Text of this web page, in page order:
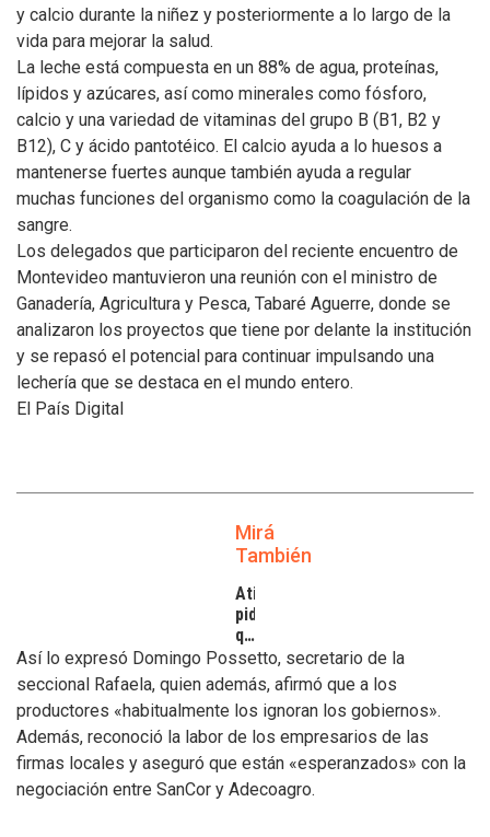
y calcio durante la niñez y posteriormente a lo largo de la
vida para mejorar la salud.
La leche está compuesta en un 88% de agua, proteínas,
lípidos y azúcares, así como minerales como fósforo,
calcio y una variedad de vitaminas del grupo B (B1, B2 y
B12), C y ácido pantotéico. El calcio ayuda a lo huesos a
mantenerse fuertes aunque también ayuda a regular
muchas funciones del organismo como la coagulación de la
sangre.
Los delegados que participaron del reciente encuentro de
Montevideo mantuvieron una reunión con el ministro de
Ganadería, Agricultura y Pesca, Tabaré Aguerre, donde se
analizaron los proyectos que tiene por delante la institución
y se repasó el potencial para continuar impulsando una
lechería que se destaca en el mundo entero.
El País Digital
Mirá
También
Atilra
pide
que
se
atiendan
inconvenientes
de
los
tamberos
Así lo expresó Domingo Possetto, secretario de la
seccional Rafaela, quien además, afirmó que a los
productores «habitualmente los ignoran los gobiernos».
Además, reconoció la labor de los empresarios de las
firmas locales y aseguró que están «esperanzados» con la
negociación entre SanCor y Adecoagro.